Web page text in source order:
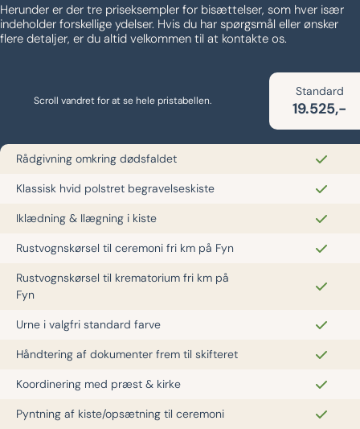
Herunder er der tre priseksempler for bisættelser, som hver især
indeholder forskellige ydelser. Hvis du har spørgsmål eller ønsker
flere detaljer, er du altid velkommen til at kontakte os.
Scroll vandret for at se hele pristabellen.
Standard
19.525,-
Rådgivning omkring dødsfaldet
Klassisk hvid polstret begravelseskiste
Iklædning & Ilægning i kiste
Rustvognskørsel til ceremoni fri km på Fyn
Rustvognskørsel til krematorium fri km på
Fyn
Urne i valgfri standard farve
Håndtering af dokumenter frem til skifteret
Koordinering med præst & kirke
Pyntning af kiste/opsætning til ceremoni